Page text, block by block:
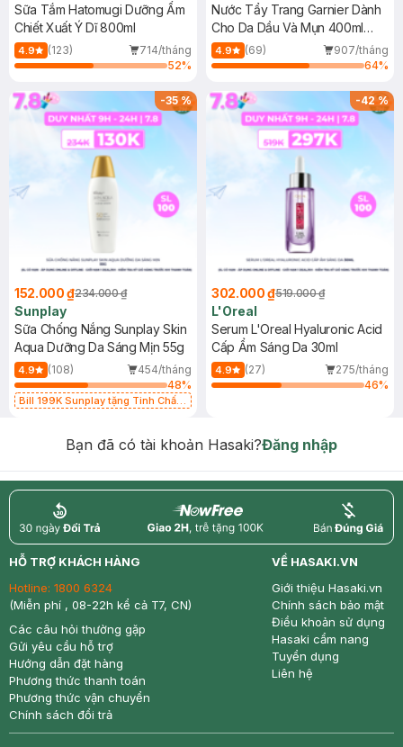
Sữa Tắm Hatomugi Dưỡng Ẩm
Chiết Xuất Ý Dĩ 800ml
4.9 (123)
714/tháng
52%
Nước Tẩy Trang Garnier Dành
Cho Da Dầu Và Mụn 400ml
(Mới)
4.9 (69)
907/tháng
64%
-35%
152.000 ₫234.000 ₫
Sunplay
Sữa Chống Nắng Sunplay Skin
Aqua Dưỡng Da Sáng Mịn 55g
4.9 (108)
454/tháng
48%
Bill 199K Sunplay tặng Tinh Chất
-42%
302.000 ₫519.000 ₫
L'Oreal
Serum L'Oreal Hyaluronic Acid
Cấp Ẩm Sáng Da 30ml
4.9 (27)
275/tháng
46%
Bạn đã có tài khoản Hasaki?Đăng nhập
return nowfree price
HỖ TRỢ KHÁCH HÀNG
Hotline: 1800 6324
(Miễn phí , 08-22h kể cả T7, CN)
Các câu hỏi thường gặp
Gửi yêu cầu hỗ trợ
Hướng dẫn đặt hàng
Phương thức thanh toán
Phương thức vận chuyển
Chính sách đổi trả
VỀ HASAKI.VN
Giới thiệu Hasaki.vn
Chính sách bảo mật
Điều khoản sử dụng
Hasaki cẩm nang
Tuyển dụng
Liên hệ